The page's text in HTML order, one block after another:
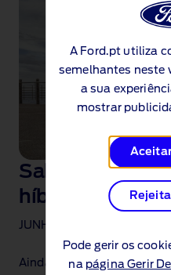
A Ford.pt utiliza
semelhantes neste
a sua
mostrar
Pode gerir os
na página Gerir
Sabe a
híbrido e um
JUNHO, 2024
Ainda que conjuguem,